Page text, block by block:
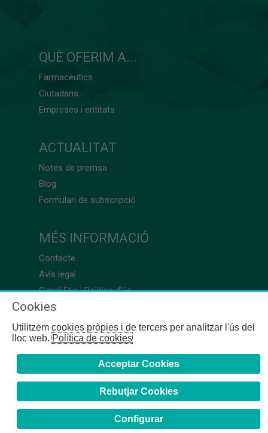
QUÈ OFERIM A...
Farmacèutics
Ciutadans
Empreses i entitats
ACTUALITAT
Notes de premsa
Blog
Formulari de subscripció
MÉS INFORMACIÓ
Contacte
Avís legal
Canal Ètic i Política d’ús
Cookies
Utilitzem cookies pròpies i de tercers per analitzar l'ús del
lloc web.Política de cookies
Acceptar Cookies
Rebutjar Cookies
Configurar